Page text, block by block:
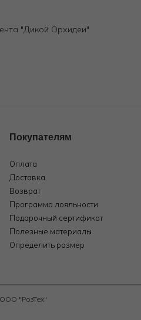
"Дикой Орхидеи"
Покупателям
Оплата
Доставка
Возврат
Программа лояльности
Подарочный сертификат
Полезные материалы
Определить размер
"РозТех"